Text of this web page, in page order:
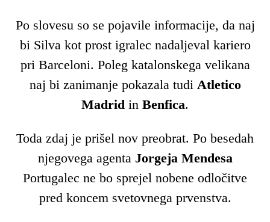
Po slovesu so se pojavile informacije, da naj
bi Silva kot prost igralec nadaljeval kariero
pri Barceloni. Poleg katalonskega velikana
naj bi zanimanje pokazala tudi Atletico
Madrid in Benfica.
Toda zdaj je prišel nov preobrat. Po besedah
njegovega agenta Jorgeja Mendesa
Portugalec ne bo sprejel nobene odločitve
pred koncem svetovnega prvenstva.